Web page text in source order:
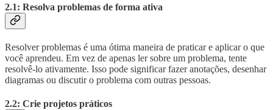
2.1: Resolva problemas de forma ativa
Resolver problemas é uma ótima maneira de praticar e aplicar o que
você aprendeu. Em vez de apenas ler sobre um problema, tente
resolvê-lo ativamente. Isso pode significar fazer anotações, desenhar
diagramas ou discutir o problema com outras pessoas.
2.2: Crie projetos práticos